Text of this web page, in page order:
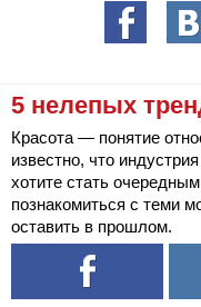
5 нелепых
Красота — понятие
известно, что
хотите стать
познакомиться с теми
оставить в прошлом.